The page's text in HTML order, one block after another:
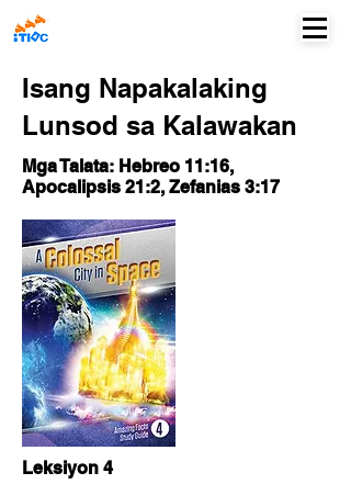
Isang Napakalaking
Lunsod sa Kalawakan
Mga Talata: Hebreo 11:16,
Apocalipsis 21:2, Zefanias 3:17
Leksiyon 4